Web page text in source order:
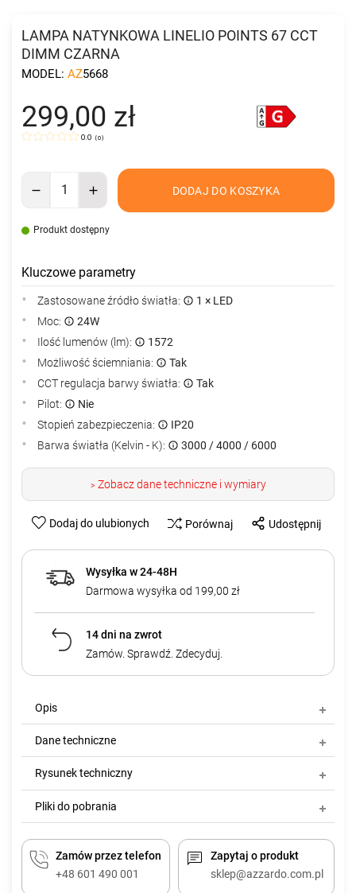
LAMPA NATYNKOWA LINELIO POINTS 67 CCT
DIMM CZARNA
MODEL: AZ5668
299,00 zł
0.0 (0)
DODAJ DO KOSZYKA
Produkt dostępny
Kluczowe parametry
Zastosowane źródło światła:
1 × LED
Moc:
24W
Ilość lumenów (lm):
1572
Możliwość ściemniania:
Tak
CCT regulacja barwy światła:
Tak
Pilot:
Nie
Stopień zabezpieczenia:
IP20
Barwa światła (Kelvin - K):
3000 / 4000 / 6000
>Zobacz dane techniczne i wymiary
Dodaj do ulubionych Porównaj Udostępnij
Wysyłka w 24-48H
Darmowa wysyłka od 199,00 zł
14 dni na zwrot
Zamów. Sprawdź. Zdecyduj.
Opis
Dane techniczne
Rysunek techniczny
Pliki do pobrania
Zamów przez telefon
+48 601 490 001
Zapytaj o produkt
sklep@azzardo.com.pl